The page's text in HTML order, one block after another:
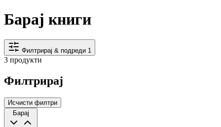
Барај книги
Филтрирај & подреди 1
3 продукти
Филтрирај
Исчисти филтри
Барај